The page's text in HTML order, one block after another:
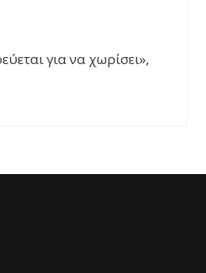
για να χωρίσει»,